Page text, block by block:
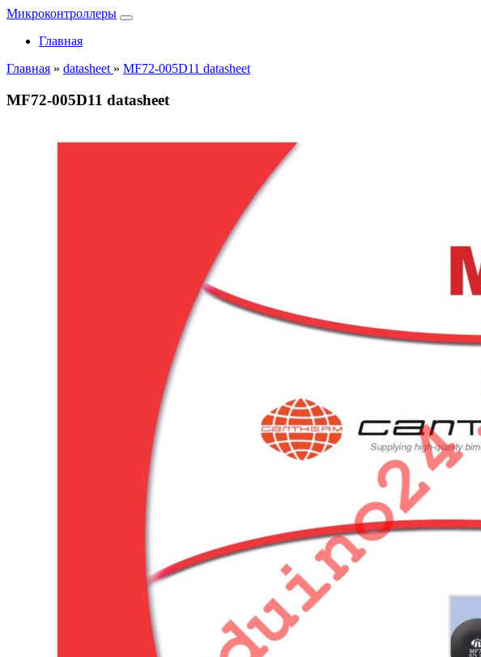
Микроконтроллеры
Главная
Главная » datasheet » MF72-005D11 datasheet
MF72-005D11 datasheet